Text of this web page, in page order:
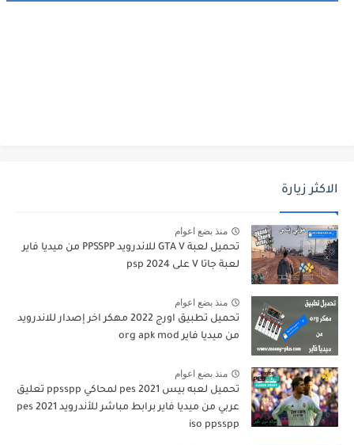
الاكثر زيارة
منذ بضع اعوام
تحميل لعبة GTA V للاندرويد PPSSPP من ميديا فاير
لعبة جاتا V على psp 2024
منذ بضع اعوام
تحميل تطبيق اورج 2022 مهكر اخر إصدار للاندرويد
من ميديا فاير org apk mod
منذ بضع اعوام
تحميل لعبه بيس pes 2021 لمحاكي ppsspp تعليق
عربي من ميديا فاير برابط مباشر للأندرويد pes 2021
iso ppsspp